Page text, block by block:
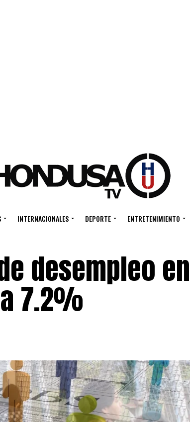
INTERNACIONALES DEPORTE ENTRETENIMIENTO
desempleo en
7.2%